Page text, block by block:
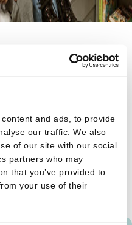
and ads, to provide
our traffic. We also
of our site with our social
partners who may
that you’ve provided to
your use of their
overtuigd dat
leveren aan de
is het onze missie om
van kinderboeken te
soorten
zodat ons aanbod